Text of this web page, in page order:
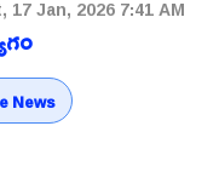
17 Jan, 2026 7:41 AM